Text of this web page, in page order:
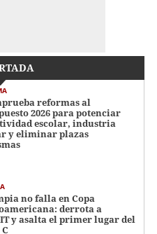
reformas al
2026 para potenciar
escolar, industria
y eliminar plazas
no falla en Copa
derrota a
y asalta el primer lugar del